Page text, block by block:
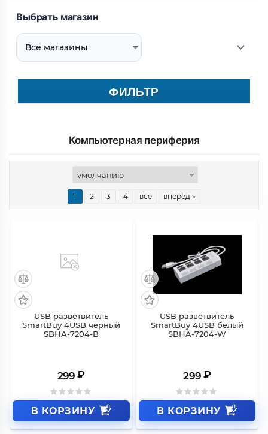
Выбрать магазин
ФИЛЬТР
Компьютерная периферия
1 2 3 4 все вперёд »
USB разветвитель
SmartBuy 4USB черный
SBHA-7204-B
299 ₽
В КОРЗИНУ
USB разветвитель
SmartBuy 4USB белый
SBHA-7204-W
299 ₽
В КОРЗИНУ